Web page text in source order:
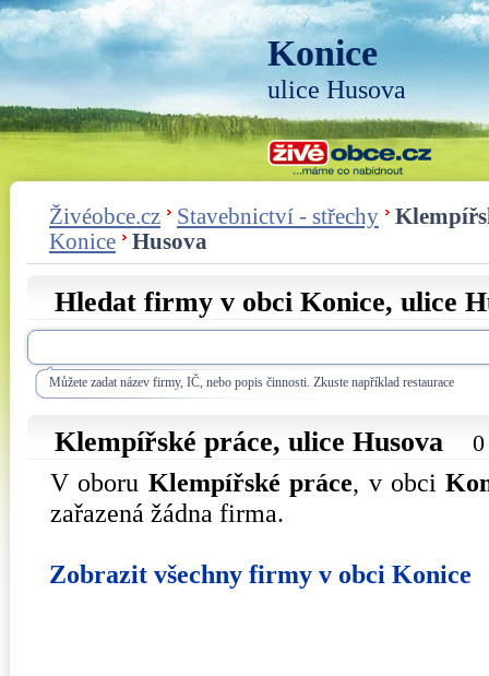
Konice
ulice Husova
Živéobce.cz Stavebnictví - střechy
Konice
Husova
Hledat firmy v obci Konice, ulice
Můžete zadat název firmy, IČ, nebo popis činnosti. Zkuste například restaurace
Klempířské práce, ulice Husova
V oboru Klempířské práce, v obci
zařazená žádna firma.
Zobrazit všechny firmy v obci Konice